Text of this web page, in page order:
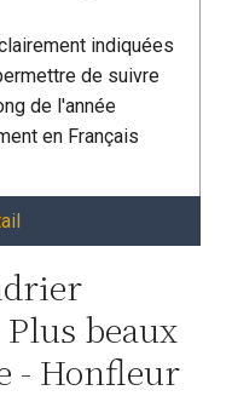
indiquées
de suivre
de l'année
en Français
Plus beaux
- Honfleur